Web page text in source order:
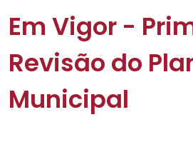
Em Vigor -
Revisão do
Municipal